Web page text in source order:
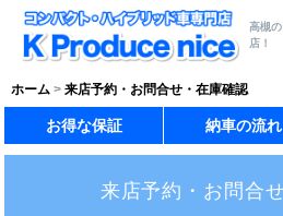
高槻
店！
ホーム 来店予約・お問合せ・在庫確認
お得な保証 納車の流れ
来店予約・お問合